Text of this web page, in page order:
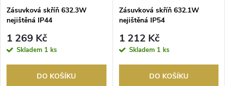
Zásuvková skříň 632.3W
nejištěná IP44
1 269 Kč
Skladem 1 ks
DO KOŠÍKU
Zásuvková skříň 632.1W
nejištěná IP54
1 212 Kč
Skladem 1 ks
DO KOŠÍKU